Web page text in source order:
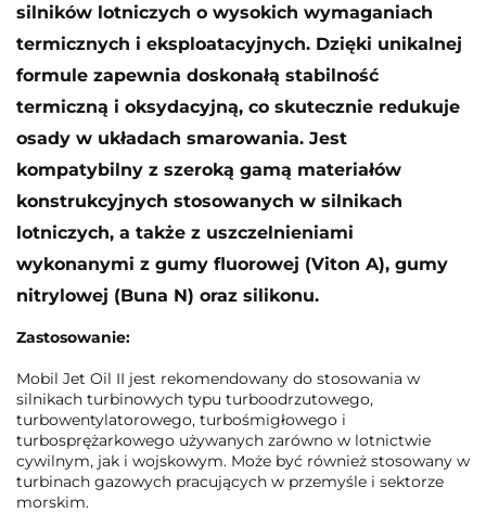
silników lotniczych o wysokich wymaganiach
termicznych i eksploatacyjnych. Dzięki unikalnej
formule zapewnia doskonałą stabilność
termiczną i oksydacyjną, co skutecznie redukuje
osady w układach smarowania. Jest
kompatybilny z szeroką gamą materiałów
konstrukcyjnych stosowanych w silnikach
lotniczych, a także z uszczelnieniami
wykonanymi z gumy fluorowej (Viton A), gumy
nitrylowej (Buna N) oraz silikonu.
Zastosowanie:
Mobil Jet Oil II jest rekomendowany do stosowania w
silnikach turbinowych typu turboodrzutowego,
turbowentylatorowego, turbośmigłowego i
turbosprężarkowego używanych zarówno w lotnictwie
cywilnym, jak i wojskowym. Może być również stosowany w
turbinach gazowych pracujących w przemyśle i sektorze
morskim.